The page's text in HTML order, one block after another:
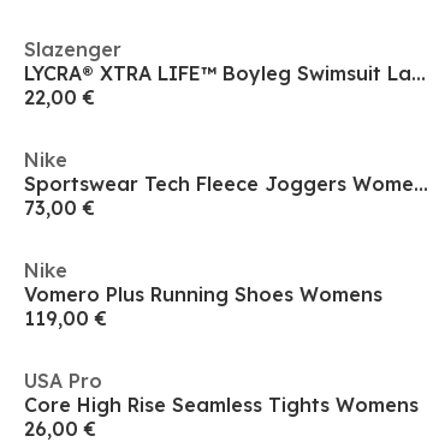
Slazenger
LYCRA® XTRA LIFE™ Boyleg Swimsuit Ladies
22,00 €
Nike
Sportswear Tech Fleece Joggers Womens
73,00 €
Nike
Vomero Plus Running Shoes Womens
119,00 €
USA Pro
Core High Rise Seamless Tights Womens
26,00 €